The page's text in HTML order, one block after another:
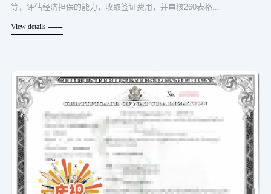
等，评估经济担保的能力，收取签证费用，并审核260表格...
View details